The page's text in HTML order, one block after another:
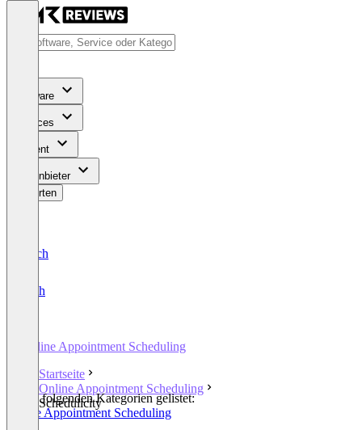
Software
Services
Content
Für Anbieter
Bewerten
Deutsch
English
Online Appointment Scheduling
Startseite
Online Appointment Scheduling
Schedulicity
In den folgenden Kategorien gelistet:
Online Appointment Scheduling